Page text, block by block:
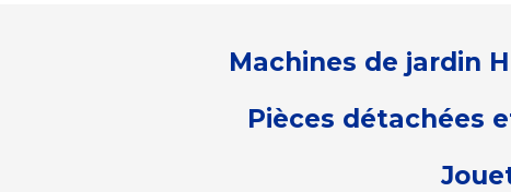
Machines de jardin
Pièces détachées